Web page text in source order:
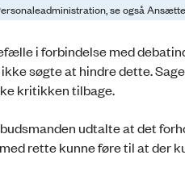
se også
i forbindelse med
søgte at hindre dette.
kritikken tilbage.
udtalte at det
rette kunne føre til at der